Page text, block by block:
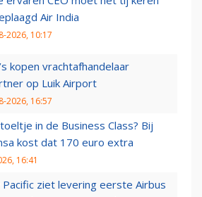
Air India
2026, 10:17
kopen vrachtafhandelaar
op Luik Airport
2026, 16:57
in de Business Class? Bij
kost dat 170 euro extra
16:41
Pacific ziet levering eerste Airbus